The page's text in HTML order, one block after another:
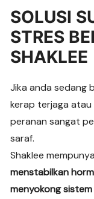
SOLUSI
STRES
SHAKLEE
Jika anda sedang
kerap terjaga atau
peranan sangat
saraf.
Shaklee
menstabilkan
menyokong